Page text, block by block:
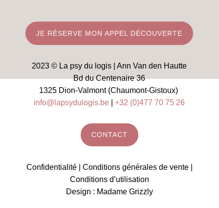
JE RÉSERVE MON APPEL DÉCOUVERTE
2023 © La psy du logis | Ann Van den Hautte
Bd du Centenaire 36
1325 Dion-Valmont (Chaumont-Gistoux)
info@lapsydulogis.be |+32 (0)477 70 75 26
CONTACT
Confidentialité| Conditions générales de vente|
Conditions d’utilisation
Design : Madame Grizzly